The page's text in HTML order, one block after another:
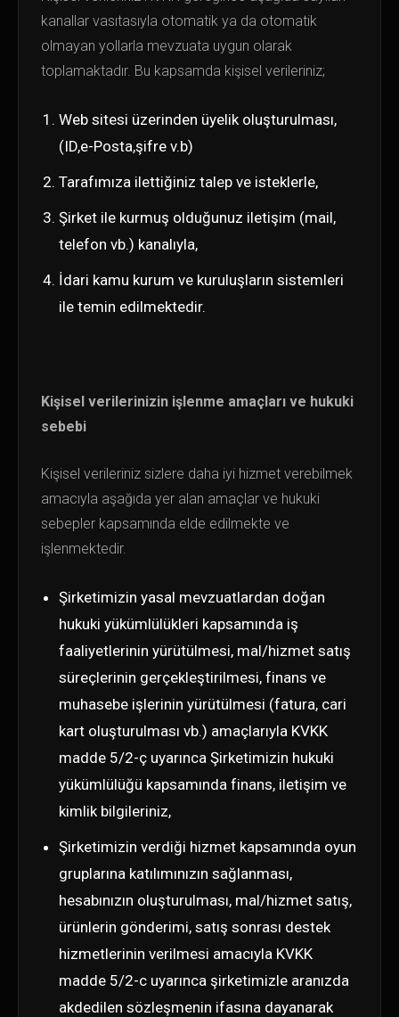
kanallar vasıtasıyla otomatik ya da otomatik
olmayan yollarla mevzuata uygun olarak
toplamaktadır. Bu kapsamda kişisel verileriniz;
Web sitesi üzerinden üyelik oluşturulması,
(ID,e-Posta,şifre v.b)
Tarafımıza ilettiğiniz talep ve isteklerle,
Şirket ile kurmuş olduğunuz iletişim (mail,
telefon vb.) kanalıyla,
İdari kamu kurum ve kuruluşların sistemleri
ile temin edilmektedir.
Kişisel verilerinizin işlenme amaçları ve hukuki
sebebi
Kişisel verileriniz sizlere daha iyi hizmet verebilmek
amacıyla aşağıda yer alan amaçlar ve hukuki
sebepler kapsamında elde edilmekte ve
işlenmektedir.
Şirketimizin yasal mevzuatlardan doğan
hukuki yükümlülükleri kapsamında iş
faaliyetlerinin yürütülmesi, mal/hizmet satış
süreçlerinin gerçekleştirilmesi, finans ve
muhasebe işlerinin yürütülmesi (fatura, cari
kart oluşturulması vb.) amaçlarıyla KVKK
madde 5/2-ç uyarınca Şirketimizin hukuki
yükümlülüğü kapsamında finans, iletişim ve
kimlik bilgileriniz,
Şirketimizin verdiği hizmet kapsamında oyun
gruplarına katılımınızın sağlanması,
hesabınızın oluşturulması, mal/hizmet satış,
ürünlerin gönderimi, satış sonrası destek
hizmetlerinin verilmesi amacıyla KVKK
madde 5/2-c uyarınca şirketimizle aranızda
akdedilen sözleşmenin ifasına dayanarak